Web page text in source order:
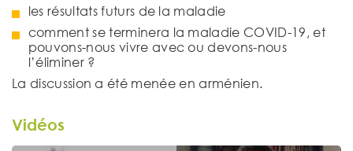
les résultats futurs de la maladie
comment se terminera la maladie COVID-19, et
pouvons-nous vivre avec ou devons-nous
l’éliminer ?
La discussion a été menée en arménien.
Vidéos